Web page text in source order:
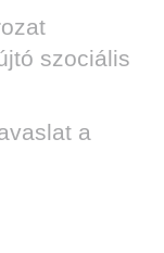
szociális
a